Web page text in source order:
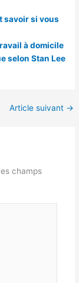
savoir si vous
à domicile
selon Stan Lee
Article suivant →
champs